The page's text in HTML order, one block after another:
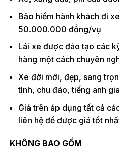
Bảo hiểm hành khách đi
50.000.000 đồng/vụ
Lái xe được đào tạo các
hàng một cách chuyên
Xe đời mới, đẹp, sang
tình, chu đáo, tiếng anh
Giá trên áp dụng tất cả
liên hệ để được giá tốt
KHÔNG BAO GỒM